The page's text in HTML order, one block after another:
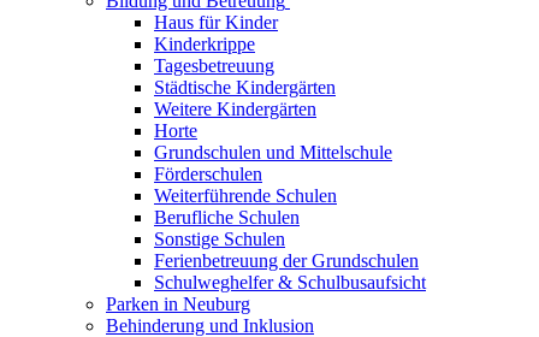
Haus für Kinder
Kinderkrippe
Tagesbetreuung
Städtische Kindergärten
Weitere Kindergärten
Horte
Grundschulen und Mittelschule
Förderschulen
Weiterführende Schulen
Berufliche Schulen
Sonstige Schulen
Ferienbetreuung der Grundschulen
Schulweghelfer & Schulbusaufsicht
Parken in Neuburg
Behinderung und Inklusion